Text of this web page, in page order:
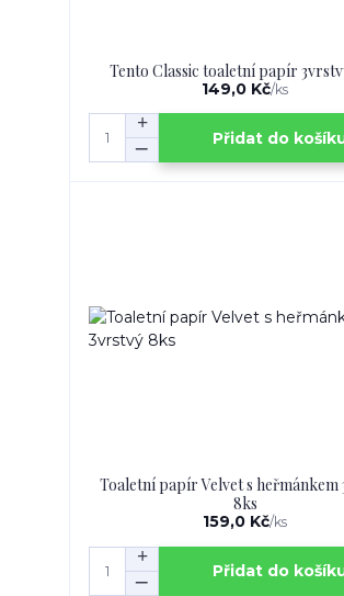
Tento Classic toaletní papír
149,0 Kč/ks
Přidat do
Toaletní papír Velvet s heřmánkem
8ks
159,0 Kč/ks
Přidat do